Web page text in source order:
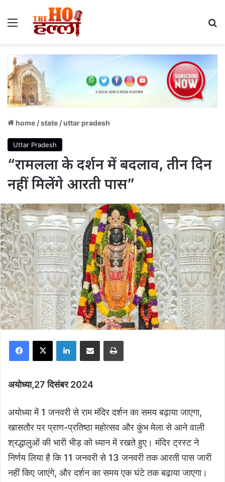
Menu
home /state /uttar pradesh
Uttar Pradesh
“रामलला के दर्शन में बदलाव, तीन दिन
नहीं मिलेंगे आरती पास”
Facebook
X LinkedInShare via Email Print
अयोध्या,27 दिसंबर 2024
अयोध्या में 1 जनवरी से राम मंदिर दर्शन का समय बढ़ाया जाएगा,
खासतौर पर प्राण-प्रतिष्ठा महोत्सव और कुंभ मेला से आने वाली
श्रद्धालुओं की भारी भीड़ को ध्यान में रखते हुए। मंदिर ट्रस्ट ने
निर्णय लिया है कि 11 जनवरी से 13 जनवरी तक आरती पास जारी
नहीं किए जाएंगे, और दर्शन का समय एक घंटे तक बढ़ाया जाएगा।